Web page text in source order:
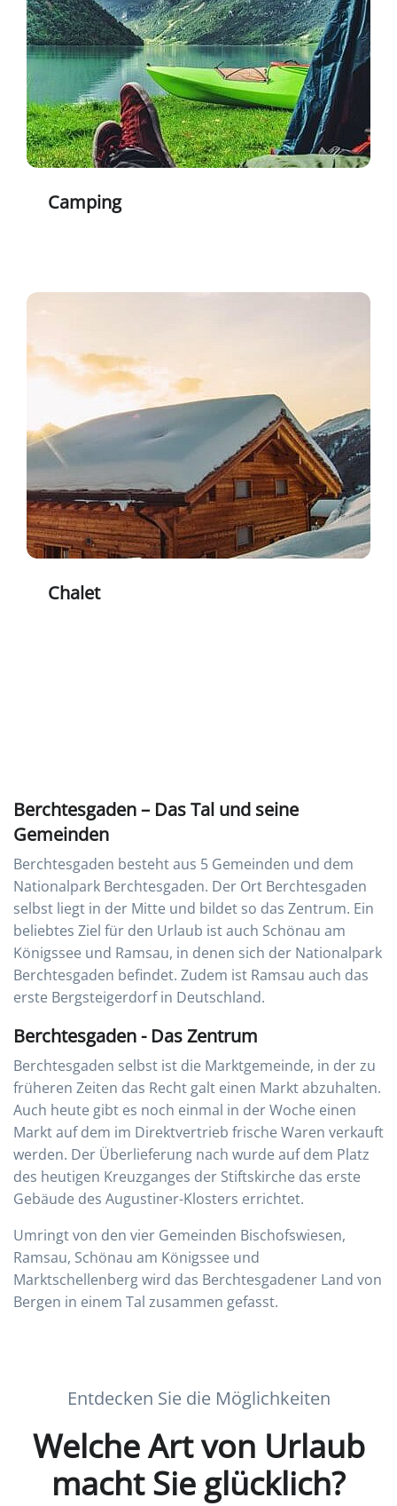
Camping
Chalet
Berchtesgaden – Das Tal und seine
Gemeinden
Berchtesgaden besteht aus 5 Gemeinden und dem
Nationalpark Berchtesgaden. Der Ort Berchtesgaden
selbst liegt in der Mitte und bildet so das Zentrum. Ein
beliebtes Ziel für den Urlaub ist auch Schönau am
Königssee und Ramsau, in denen sich der Nationalpark
Berchtesgaden befindet. Zudem ist Ramsau auch das
erste Bergsteigerdorf in Deutschland.
Berchtesgaden - Das Zentrum
Berchtesgaden selbst ist die Marktgemeinde, in der zu
früheren Zeiten das Recht galt einen Markt abzuhalten.
Auch heute gibt es noch einmal in der Woche einen
Markt auf dem im Direktvertrieb frische Waren verkauft
werden. Der Überlieferung nach wurde auf dem Platz
des heutigen Kreuzganges der Stiftskirche das erste
Gebäude des Augustiner-Klosters errichtet.
Umringt von den vier Gemeinden Bischofswiesen,
Ramsau, Schönau am Königssee und
Marktschellenberg wird das Berchtesgadener Land von
Bergen in einem Tal zusammen gefasst.
Entdecken Sie die Möglichkeiten
Welche Art von Urlaub
macht Sie glücklich?